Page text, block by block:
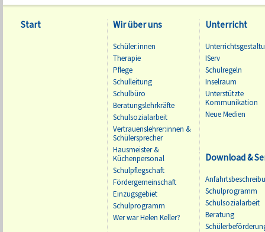
Start Wir über uns
Schüler:innen
Therapie
Pflege
Schulleitung
Schulbüro
Beratungslehrkräfte
Schulsozialarbeit
Vertrauenslehrer:innen &
Schülersprecher
Hausmeister &
Küchenpersonal
Schulpflegschaft
Fördergemeinschaft
Einzugsgebiet
Schulprogramm
Wer war Helen Keller?
Unterricht
IServ
Schulregeln
Inselraum
Unterstützte
Kommunikation
Neue Medien
Download &
Schulprogramm
Schulsozialarbeit
Beratung